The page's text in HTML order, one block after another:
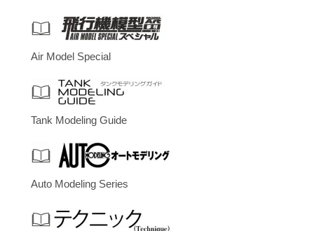
Air Model Special
Tank Modeling Guide
Auto Modeling Series